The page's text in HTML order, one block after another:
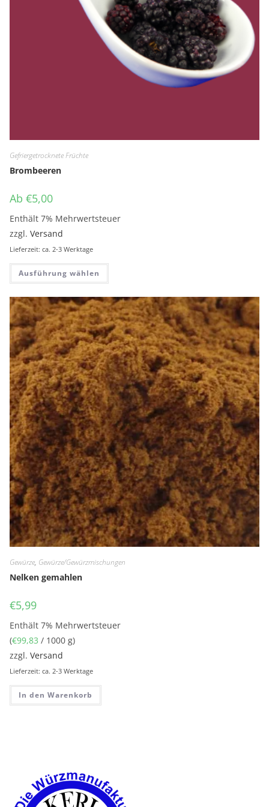
Gefriergetrocknete Früchte
Brombeeren
Ab €5,00
Enthält 7% Mehrwertsteuer
zzgl.Versand
Lieferzeit: ca. 2-3 Werktage
Ausführung wählen
Dieses Produkt weist mehrere
Gewürze, Gewürze/Gewürzmischungen
Nelken gemahlen
€5,99
Enthält 7% Mehrwertsteuer
(€99,83 / 1000 g)
zzgl.Versand
Lieferzeit: ca. 2-3 Werktage
In den Warenkorb